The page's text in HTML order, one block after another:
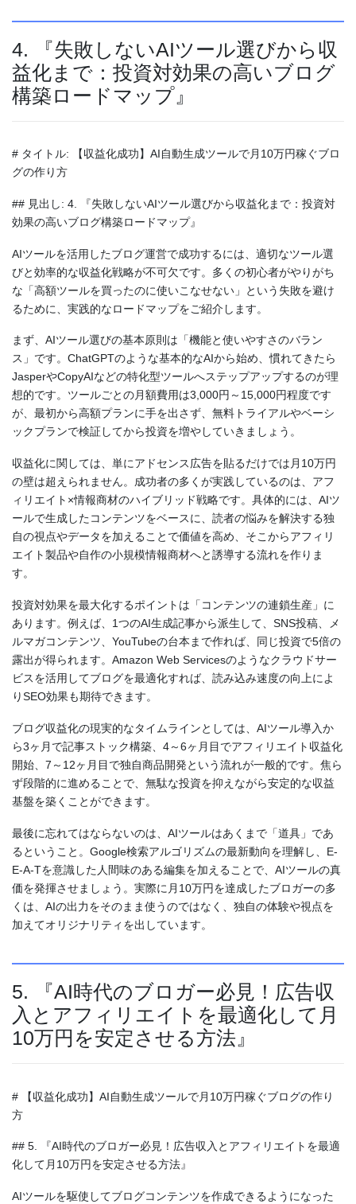
4. 『失敗しないAIツール選びから収
益化まで：投資対効果の高いブログ
構築ロードマップ』
# タイトル: 【収益化成功】AI自動生成ツールで月10万円稼ぐブロ
グの作り方
## 見出し: 4. 『失敗しないAIツール選びから収益化まで：投資対
効果の高いブログ構築ロードマップ』
AIツールを活用したブログ運営で成功するには、適切なツール選
びと効率的な収益化戦略が不可欠です。多くの初心者がやりがち
な「高額ツールを買ったのに使いこなせない」という失敗を避け
るために、実践的なロードマップをご紹介します。
まず、AIツール選びの基本原則は「機能と使いやすさのバラン
ス」です。ChatGPTのような基本的なAIから始め、慣れてきたら
JasperやCopyAIなどの特化型ツールへステップアップするのが理
想的です。ツールごとの月額費用は3,000円～15,000円程度です
が、最初から高額プランに手を出さず、無料トライアルやベーシ
ックプランで検証してから投資を増やしていきましょう。
収益化に関しては、単にアドセンス広告を貼るだけでは月10万円
の壁は超えられません。成功者の多くが実践しているのは、アフ
ィリエイト×情報商材のハイブリッド戦略です。具体的には、AIツ
ールで生成したコンテンツをベースに、読者の悩みを解決する独
自の視点やデータを加えることで価値を高め、そこからアフィリ
エイト製品や自作の小規模情報商材へと誘導する流れを作りま
す。
投資対効果を最大化するポイントは「コンテンツの連鎖生産」に
あります。例えば、1つのAI生成記事から派生して、SNS投稿、メ
ルマガコンテンツ、YouTubeの台本まで作れば、同じ投資で5倍の
露出が得られます。Amazon Web Servicesのようなクラウドサー
ビスを活用してブログを最適化すれば、読み込み速度の向上によ
りSEO効果も期待できます。
ブログ収益化の現実的なタイムラインとしては、AIツール導入か
ら3ヶ月で記事ストック構築、4～6ヶ月目でアフィリエイト収益化
開始、7～12ヶ月目で独自商品開発という流れが一般的です。焦ら
ず段階的に進めることで、無駄な投資を抑えながら安定的な収益
基盤を築くことができます。
最後に忘れてはならないのは、AIツールはあくまで「道具」であ
るということ。Google検索アルゴリズムの最新動向を理解し、E-
E-A-Tを意識した人間味のある編集を加えることで、AIツールの真
価を発揮させましょう。実際に月10万円を達成したブロガーの多
くは、AIの出力をそのまま使うのではなく、独自の体験や視点を
加えてオリジナリティを出しています。
5. 『AI時代のブロガー必見！広告収
入とアフィリエイトを最適化して月
10万円を安定させる方法』
# 【収益化成功】AI自動生成ツールで月10万円稼ぐブログの作り
方
## 5. 『AI時代のブロガー必見！広告収入とアフィリエイトを最適
化して月10万円を安定させる方法』
AIツールを駆使してブログコンテンツを作成できるようになった